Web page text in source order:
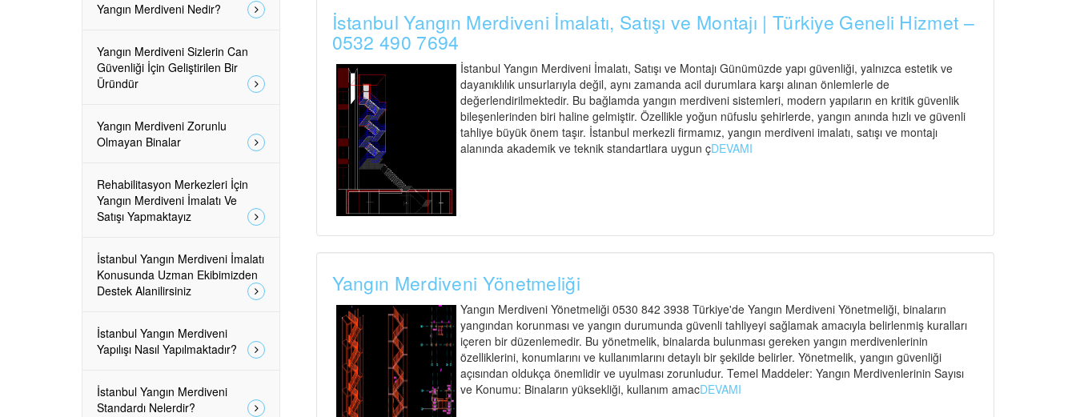
İstanbul Yangın Merdiveni İmalatı, Satışı ve Montajı | Türkiye Geneli Hizmet –
0532 490 7694
İstanbul Yangın Merdiveni İmalatı, Satışı ve Montajı Günümüzde yapı güvenliği, yalnızca estetik ve
dayanıklılık unsurlarıyla değil, aynı zamanda acil durumlara karşı alınan önlemlerle de
değerlendirilmektedir. Bu bağlamda yangın merdiveni sistemleri, modern yapıların en kritik güvenlik
bileşenlerinden biri haline gelmiştir. Özellikle yoğun nüfuslu şehirlerde, yangın anında hızlı ve güvenli
tahliye büyük önem taşır. İstanbul merkezli firmamız, yangın merdiveni imalatı, satışı ve montajı
alanında akademik ve teknik standartlara uygun çDEVAMI
Yangın Merdiveni Yönetmeliği
Yangın Merdiveni Yönetmeliği 0530 842 3938 Türkiye'de Yangın Merdiveni Yönetmeliği, binaların
yangından korunması ve yangın durumunda güvenli tahliyeyi sağlamak amacıyla belirlenmiş kuralları
içeren bir düzenlemedir. Bu yönetmelik, binalarda bulunması gereken yangın merdivenlerinin
özelliklerini, konumlarını ve kullanımlarını detaylı bir şekilde belirler. Yönetmelik, yangın güvenliği
açısından oldukça önemlidir ve uyulması zorunludur. Temel Maddeler: Yangın Merdivenlerinin Sayısı
ve Konumu: Binaların yüksekliği, kullanım amacDEVAMI
Yangın Merdiveni Nedir?
Yangın Merdiveni Sizlerin Can
Güvenliği İçin Geliştirilen Bir
Üründür
Yangın Merdiveni Zorunlu
Olmayan Binalar
Rehabilitasyon Merkezleri İçin
Yangın Merdiveni İmalatı Ve
Satışı Yapmaktayız
İstanbul Yangın Merdiveni İmalatı
Konusunda Uzman Ekibimizden
Destek Alanilirsiniz
İstanbul Yangın Merdiveni
Yapılışı Nasıl Yapılmaktadır?
İstanbul Yangın Merdiveni
Standardı Nelerdir?